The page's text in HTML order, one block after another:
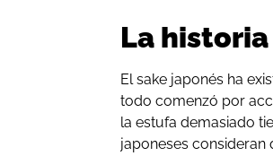
La
El sake japonés ha
todo comenzó por
la estufa demasiado
japoneses consideran